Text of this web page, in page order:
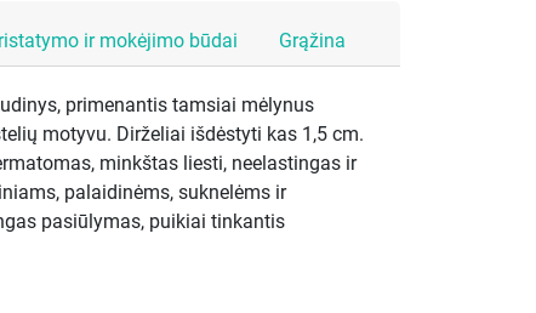
ir mokėjimo būdai Grąžina
primenantis tamsiai mėlynus
motyvu. Dirželiai išdėstyti kas 1,5 cm.
minkštas liesti, neelastingas ir
palaidinėms, suknelėms ir
pasiūlymas, puikiai tinkantis